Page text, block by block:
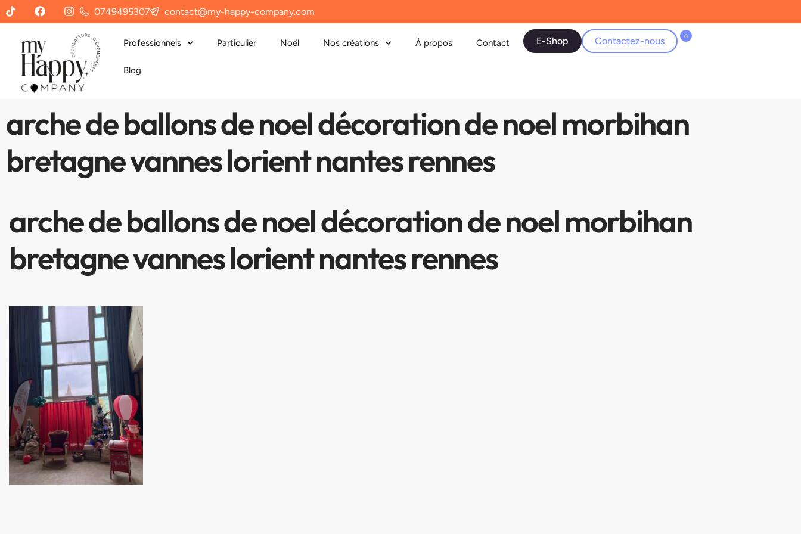
0749495307 contact@my-happy-company.com
Professionnels Particulier Noël Nos créations À propos Contact
Blog
E-Shop Contactez-nous 0
arche de ballons de noel décoration de noel morbihan
bretagne vannes lorient nantes rennes
arche de ballons de noel décoration de noel morbihan
bretagne vannes lorient nantes rennes